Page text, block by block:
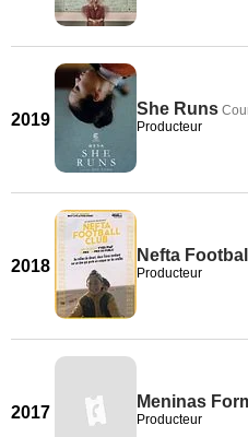
2019
She Runs
Producteur
2018
Nefta
Producteur
2017
Meninas
Producteur